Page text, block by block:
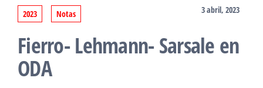
2023 Notas 3 abril, 2023
Fierro- Lehmann- Sarsale en
ODA